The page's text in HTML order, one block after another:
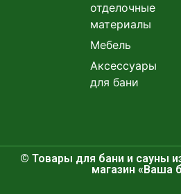
отделочные
материалы
Мебель
Аксессуары
для бани
© Товары для бани и сауны
магазин «Ваша